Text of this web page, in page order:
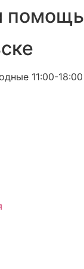
помощь
11:00-18:00